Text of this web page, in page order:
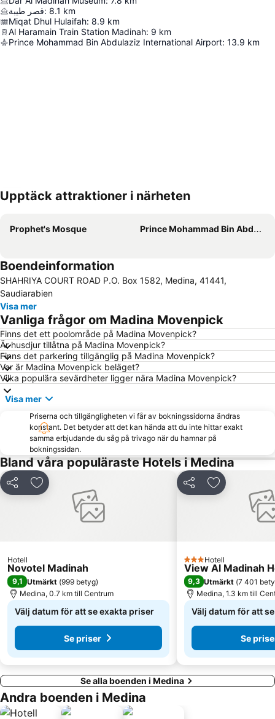
قصر طيبة: 8.1 km
Miqat Dhul Hulaifah: 8.9 km
Al Haramain Train Station Madinah: 9 km
Prince Mohammad Bin Abdulaziz International Airport: 13.9 km
Förstora kartan
Upptäck attraktioner i närheten
Prophet's Mosque Prince Mohammad Bin Abdulaziz International Airport
Boendeinformation
SHAHRIYA COURT ROAD P.O. Box 1582, Medina, 41441,
Saudiarabien
Visa mer
Vanliga frågor om Madina Movenpick
Finns det ett poolområde på Madina Movenpick?
Är husdjur tillåtna på Madina Movenpick?
Finns det parkering tillgänglig på Madina Movenpick?
Var är Madina Movenpick beläget?
Vilka populära sevärdheter ligger nära Madina Movenpick?
Visa mer
Priserna och tillgängligheten vi får av bokningssidorna ändras
konstant. Det betyder att det kan hända att du inte hittar exakt
samma erbjudande du såg på trivago när du hamnar på
bokningssidan.
Bland våra populäraste Hotels i Medina
Dela Lägg till i Mina Favoriter
Hotell
Novotel Madinah
9,1 Utmärkt (999 betyg)
Medina, 0.7 km till Centrum
Välj datum för att se exakta priser
Se priser
Dela Lägg till i
3 Stjärnor
Hotell
View Al Madinah
9,3 Utmärkt (7 401
Medina, 1.3 km till
Välj datum för att
Se
Se alla boenden i Medina
Andra boenden i Medina